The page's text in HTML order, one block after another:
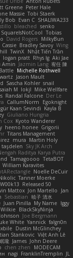
Greene Peter Hale
Massie Tobi Staerk
Bob Evan C SHALIWA233
bleached senko
SquareIsNotCool Tobias
David Rogers MilkyBun
Cassie Bradley Savoy Wing
TwinX Nhật Tiến Trần
logan pratt Rhys lg Aki Jae
Amin Jazmin Lang 宥任 陳
Michelle Rothwell
Jason Mault
Sascha Kohler snail
M lokjl Mike Wellfare
Randal Falcone Der Le
CallumNorm
Egoknight
Kaan Sevindi Kayla B
Giuliano Hungria
Cox Kyoto Wanderer
heeno honee Grigorii
Titans Management
mura Martin Holy
taşdelen Sky JK Arch
Raditya Karya Putra
Tamagoooo TetaBOT
William Karavites
Noelle DeCuir
Tanner Moerke
W00k13 Released 50
Mattox Jon Martello
Jan
Sebastian 暁子 清水
Juan Pinilla My Name Iggy
BlackSkyNinja
Joe Bergmann
White Yannick falgn0n
Dustin McGlinchey
Stankovic Việt Anh Lê
眠瓏 James John Deere
chen zhen
MODECAM
nagi FranklinTremplin JL